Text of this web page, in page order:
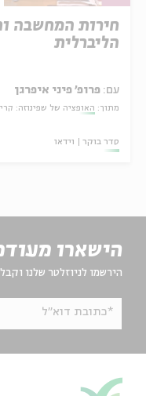
חירות המחשבה
הליברלית
עם: פרופ' פיני איפרגן
מתוך: האופציה של שפינוזה:
סדר בוקר וידאו
הישארו
הירשמו לניוזלטר שלנו
*כתובת דוא"ל